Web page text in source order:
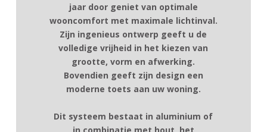
3 dakgoot afwerkingen mogelijk
2 soorten dragers en tussenprofielen
Vaste of variabele muuraansluiting
Inbouwbare spotjes in profielen
Muizentand in massief aluminium
Afwerking mogelijk met nokversiering of nokpin
Verhogingsprofiel om bedekkingen van 32 en 55
mm of 9 en 32 mm te combineren
Statische berekeningen mogelijk via de 3D software
jaar door geniet van optimale
wooncomfort met maximale lichtinval.
Zijn ingenieus ontwerp geeft u de
volledige vrijheid in het kiezen van
grootte, vorm en afwerking.
Bovendien geeft zijn design een
moderne toets aan uw woning.
Dit systeem bestaat in aluminium of